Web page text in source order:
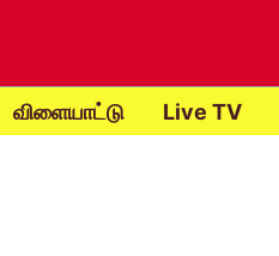
விளையாட்டு Live TV